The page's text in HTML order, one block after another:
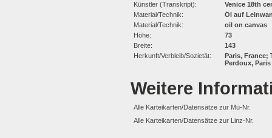
Künstler (Transkript):
Venice 18th
Material/Technik:
Öl auf
Material/Technik:
oil on canvas
Höhe:
73
Breite:
143
Herkunft/Verbleib/Sozietät:
Paris, France;
Perdoux,
Weitere
Alle Karteikarten/Datensätze zur Mü-Nr.
Alle Karteikarten/Datensätze zur Linz-Nr.